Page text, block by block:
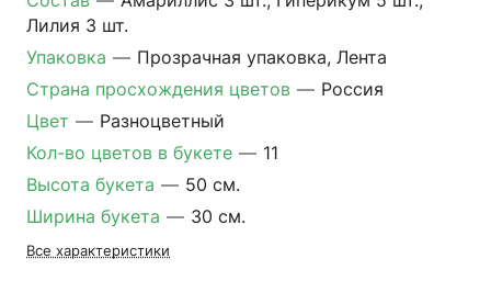
Лилия 3 шт.
Упаковка — Прозрачная упаковка, Лента
Страна просхождения цветов — Россия
Цвет — Разноцветный
Кол-во цветов в букете — 11
Высота букета — 50 см.
Ширина букета — 30 см.
Все характеристики